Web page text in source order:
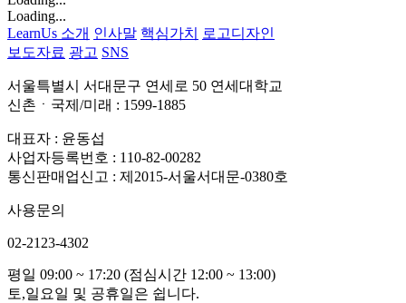
Loading...
LearnUs 소개 인사말 핵심가치
로고디자인
보도자료 광고 SNS
서울특별시 서대문구 연세로 50 연세대학교
신촌ㆍ국제/미래 : 1599-1885
대표자 : 윤동섭
사업자등록번호 : 110-82-00282
통신판매업신고 : 제2015-서울서대문-0380호
사용문의
02-2123-4302
평일 09:00 ~ 17:20 (점심시간 12:00 ~ 13:00)
토,일요일 및 공휴일은 쉽니다.